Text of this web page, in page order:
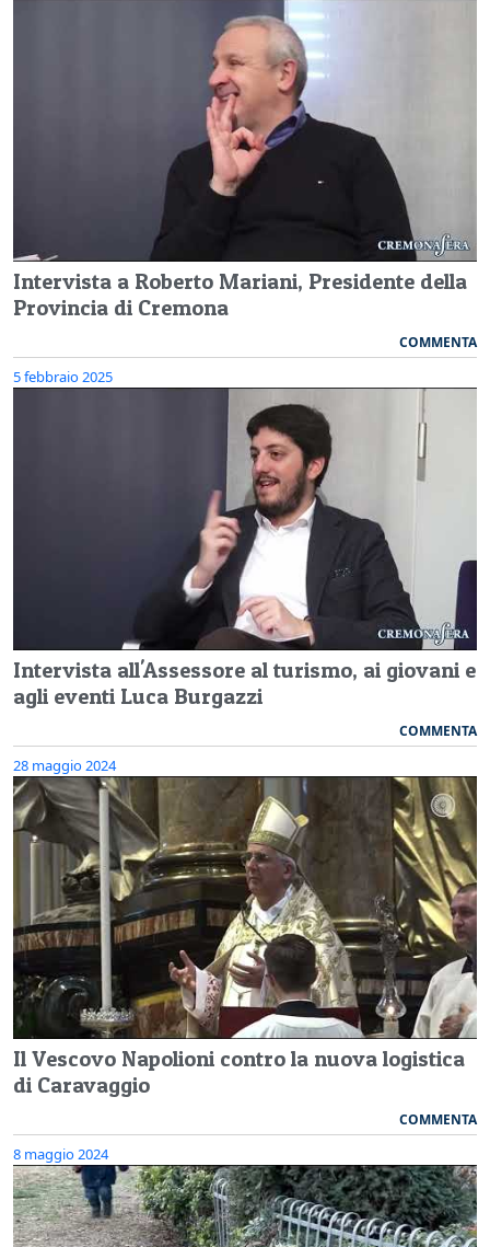
Intervista a Roberto Mariani, Presidente della
Provincia di Cremona
COMMENTA
5 febbraio 2025
Intervista all'Assessore al turismo, ai giovani e
agli eventi Luca Burgazzi
COMMENTA
28 maggio 2024
Il Vescovo Napolioni contro la nuova logistica
di Caravaggio
COMMENTA
8 maggio 2024